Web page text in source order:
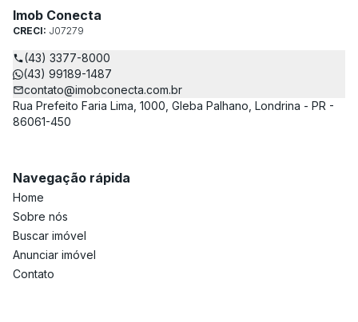
Imob Conecta
CRECI: J07279
(43) 3377-8000
(43) 99189-1487
contato@imobconecta.com.br
Rua Prefeito Faria Lima, 1000, Gleba Palhano, Londrina - PR -
86061-450
Navegação rápida
Home
Sobre nós
Buscar imóvel
Anunciar imóvel
Contato